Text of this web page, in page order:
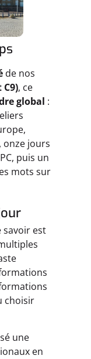
de nos
, ce
global :
jours
puis un
mots sur
savoir est
choisir
une
en